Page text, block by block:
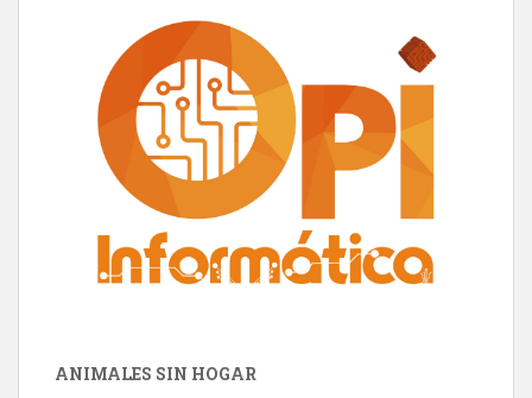
ANIMALES SIN HOGAR